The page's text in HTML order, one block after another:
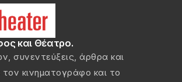
και Θέατρο.
συνεντεύξεις, άρθρα και
κινηματογράφο και το